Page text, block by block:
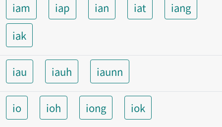
iam
iap ian iat
iang
iak
iau iauh iaunn
io ioh iong iok